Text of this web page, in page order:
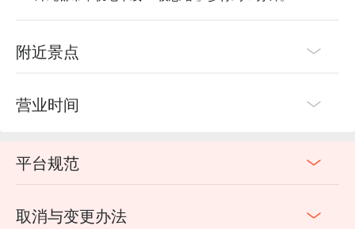
附近景点
营业时间
平台规范
取消与变更办法